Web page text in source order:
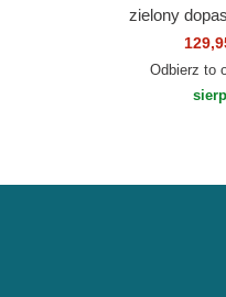
zielony
39THIRTY
Essential
Yankees
Odbierz to